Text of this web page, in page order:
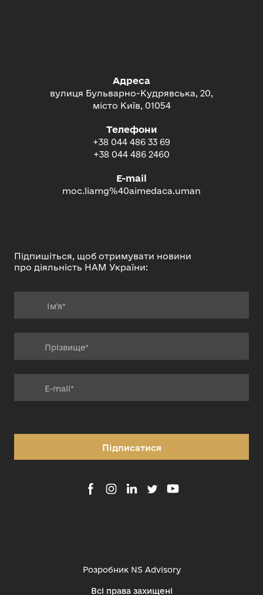
Адреса
вулиця Бульварно-Кудрявська, 20,
місто Київ, 01054
Телефони
+38 044 486 33 69
+38 044 486 2460
E-mail
moc.liamg%40aimedaca.uman
Підпишіться, щоб отримувати новини
про діяльність НАМ України:
Підписатися
Розробник NS Advisory
Всі права захищені